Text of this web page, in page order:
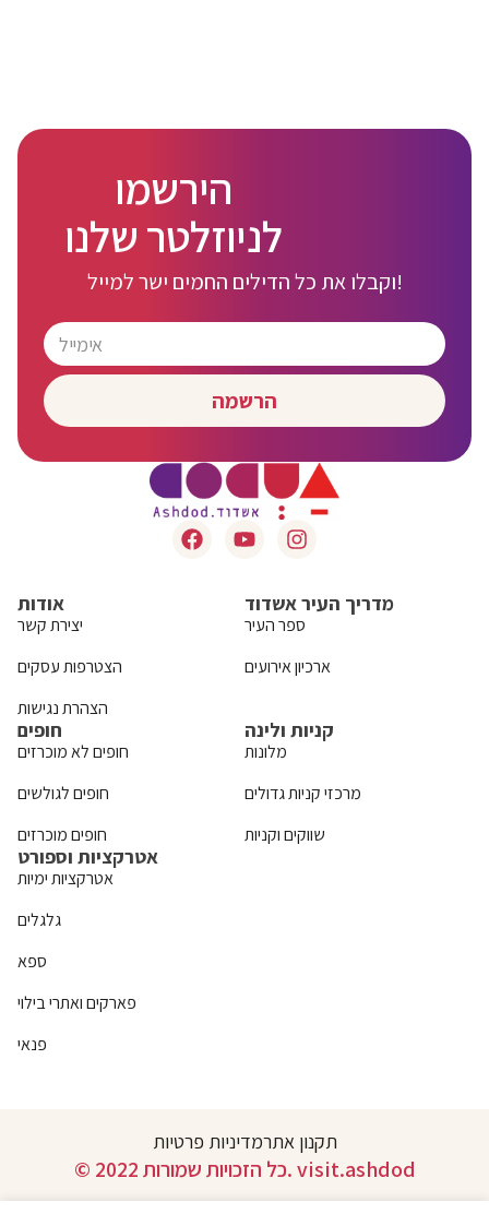
הירשמו
לניוזלטר שלנו
וקבלו את כל הדילים החמים ישר למייל!
הרשמה
אודות
יצירת קשר
הצטרפות עסקים
הצהרת נגישות
מדריך העיר אשדוד
ספר העיר
ארכיון אירועים
חופים
חופים לא מוכרזים
חופים לגולשים
חופים מוכרזים
קניות ולינה
מלונות
מרכזי קניות גדולים
שווקים וקניות
אטרקציות וספורט
אטרקציות ימיות
גלגלים
ספא
פארקים ואתרי בילוי
פנאי
מדיניות פרטיותתקנון אתר
© 2022 כל הזכויות שמורות. visit.ashdod